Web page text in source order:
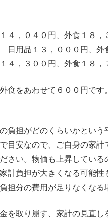
４，０４０円、外食１８，
用品１３，０００円、外
４，３００円、外食１８，
食をあわせて６００円で
負担がどのくらいかとい
目安なので、ご自身の家
さい。物価も上昇している
計負担が大きくなる可能
担分の費用が足りなくなる
を取り崩す、家計の見直し